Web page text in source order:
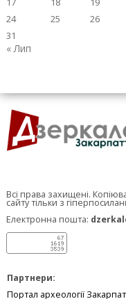
24
25 26
31
« Лип
Всі права захищені.
сайту тільки з
Електронна пошта:
Партнери:
Портал археології